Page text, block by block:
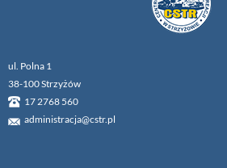
ul. Polna 1
38-100 Strzyżów
17 2768 560
administracja@cstr.pl